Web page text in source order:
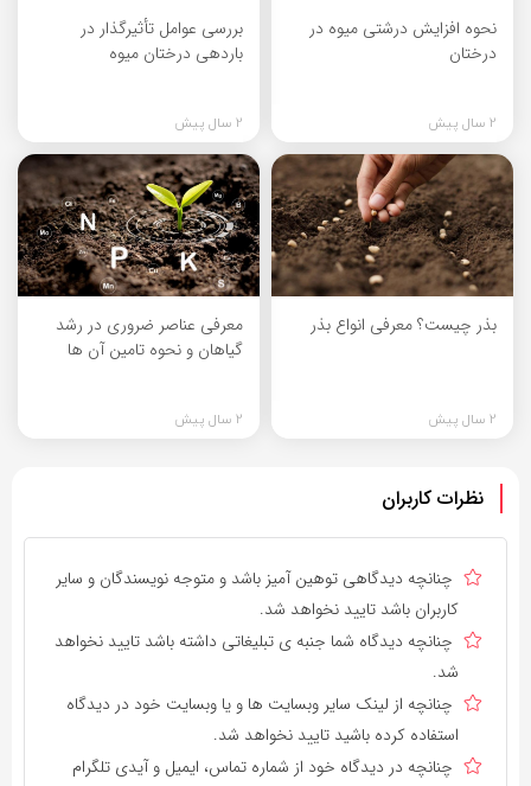
نحوه افزایش درشتی میوه در
درختان
2 سال پیش
بررسی عوامل تأثیرگذار در
باردهی درختان میوه
2 سال پیش
بذر چیست؟ معرفی انواع بذر
2 سال پیش
معرفی عناصر ضروری در رشد
گیاهان و نحوه تامین آن ها
2 سال پیش
نظرات کاربران
چنانچه دیدگاهی توهین آمیز باشد و متوجه نویسندگان و سایر
کاربران باشد تایید نخواهد شد.
چنانچه دیدگاه شما جنبه ی تبلیغاتی داشته باشد تایید نخواهد
شد.
چنانچه از لینک سایر وبسایت ها و یا وبسایت خود در دیدگاه
استفاده کرده باشید تایید نخواهد شد.
چنانچه در دیدگاه خود از شماره تماس، ایمیل و آیدی تلگرام